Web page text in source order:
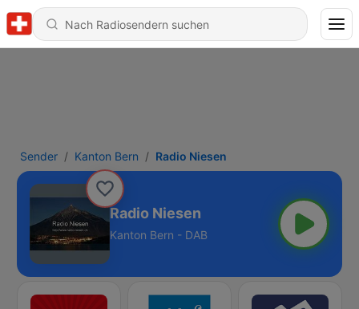
Sender Kanton Bern Radio Niesen
Radio Niesen
Kanton Bern - DAB